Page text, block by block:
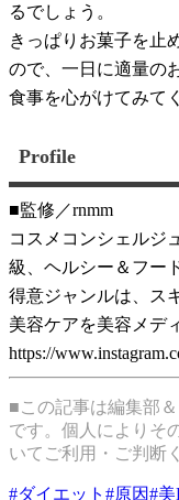
るでしょう。
きっぱりお菓子を止
ので、一日に適量の
食事を心がけてみて
Profile
■監修／rnmm
コスメコンシェルジ
級、ヘルシー＆フー
得意ジャンルは、ス
美容ケアを美容メデ
https://
■この記事は編集部
です。個人によりそ
いてご利用・ご判断
#ダイエット #原因#